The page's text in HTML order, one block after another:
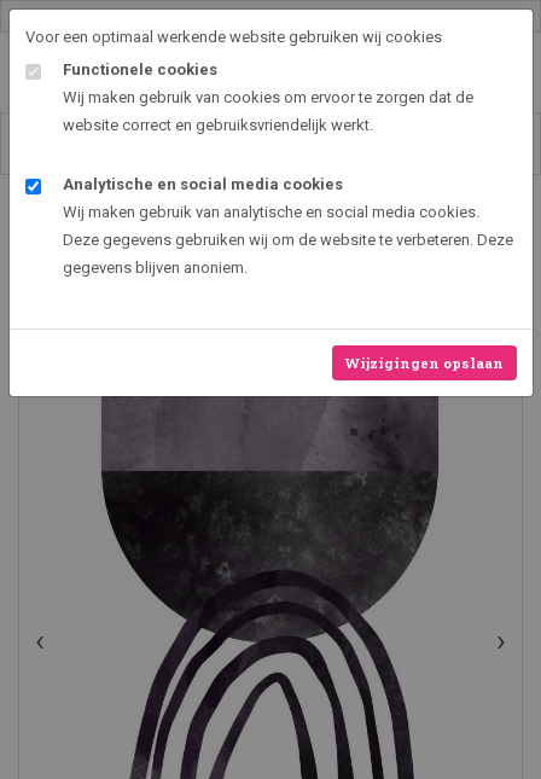
Voor een optimaal werkende website gebruiken wij cookies
Functionele cookies
Wij maken gebruik van cookies om ervoor te zorgen dat de
website correct en gebruiksvriendelijk werkt.
Analytische en social media cookies
Wij maken gebruik van analytische en social media cookies.
Deze gegevens gebruiken wij om de website te verbeteren. Deze
gegevens blijven anoniem.
Wijzigingen opslaan
Art2EXPO GallerySHOP - de leukste kunst cadeau ideeën
Abstract design V
‹ ›